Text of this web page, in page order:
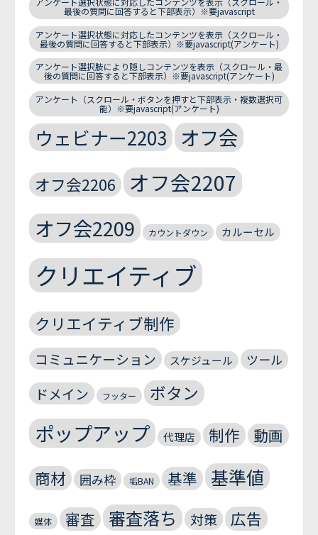
最後の質問に回答すると下部表示）※要javascript
アンケート選択状態に対応したコンテンツを表示（スクロール・
最後の質問に回答すると下部表示）※要javascript(アンケート)
アンケート選択肢により隠しコンテンツを表示（スクロール・最
後の質問に回答すると下部表示）※要javascript(アンケート)
アンケート（スクロール・ボタンを押すと下部表示・複数選択可
能）※要javascript(アンケート)
ウェビナー2203 オフ会
オフ会2206 オフ会2207
オフ会2209 カウントダウン カルーセル
クリエイティブ
クリエイティブ制作
コミュニケーション スケジュール ツール
ドメイン フッター ボタン
ポップアップ 代理店 制作 動画
商材 囲み枠 垢BAN 基準 基準値
媒体 審査 審査落ち 対策 広告